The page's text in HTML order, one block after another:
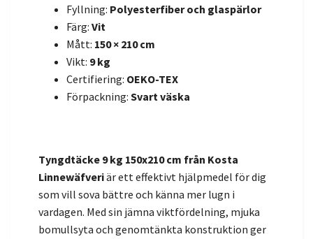
Fyllning: Polyesterfiber och glaspärlor
Färg: Vit
Mått: 150 × 210 cm
Vikt: 9 kg
Certifiering: OEKO-TEX
Förpackning: Svart väska
Tyngdtäcke 9 kg 150x210 cm från Kosta
Linnewäfveriär ett effektivt hjälpmedel för dig
som vill sova bättre och känna mer lugn i
vardagen. Med sin jämna viktfördelning, mjuka
bomullsyta och genomtänkta konstruktion ger